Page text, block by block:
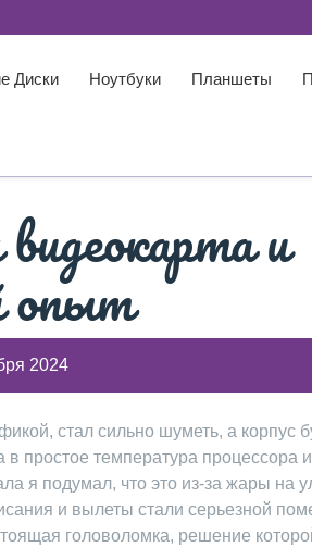
Диски Ноутбуки Планшеты
и
опыт
2024
стал сильно шуметь, а корпус
в простое температура процессора и
я подумал, что это из-за жары на
и вылеты стали серьезной
головоломка, решение